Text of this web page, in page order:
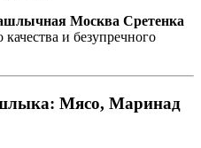
Москва Сретенка
и безупречного
Мясо, Маринад